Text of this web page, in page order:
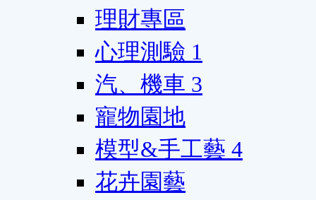
理財專區
心理測驗 1
汽、機車 3
寵物園地
模型&手工藝 4
花卉園藝